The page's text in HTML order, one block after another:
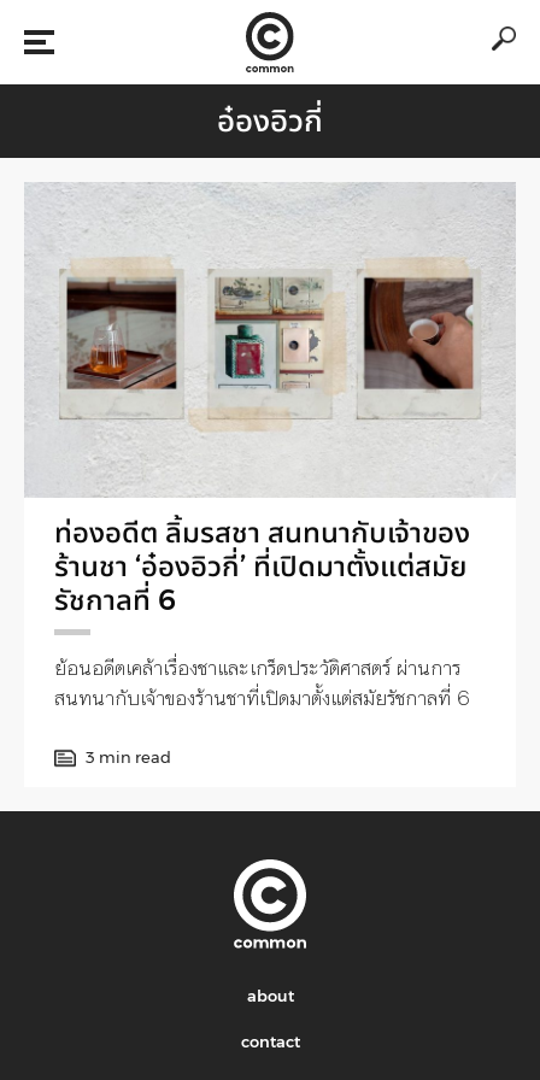
อ๋องอิวกี่
ท่องอดีต ลิ้มรสชา สนทนากับเจ้าของ
ร้านชา ‘อ๋องอิวกี่’ ที่เปิดมาตั้งแต่สมัย
รัชกาลที่ 6
ย้อนอดีตเคล้าเรื่องชาและเกร็ดประวัติศาสตร์ ผ่านการ
สนทนากับเจ้าของร้านชาที่เปิดมาตั้งแต่สมัยรัชกาลที่ 6
3 min read
about
contact